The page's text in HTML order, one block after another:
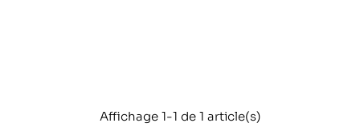
Affichage 1-1 de 1 article(s)